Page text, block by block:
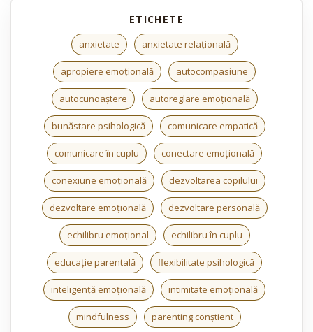
anxietate anxietate relațională
apropiere emoțională autocompasiune
autocunoaștere autoreglare emoțională
bunăstare psihologică comunicare empatică
comunicare în cuplu conectare emoțională
conexiune emoțională dezvoltarea copilului
dezvoltare emoțională dezvoltare personală
echilibru emoțional echilibru în cuplu
educație parentală flexibilitate psihologică
inteligență emoțională intimitate emoțională
mindfulness parenting conștient